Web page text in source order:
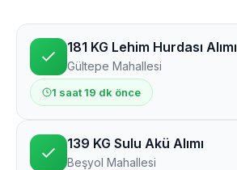
181 KG Lehim Hurdası Alımı
Gültepe Mahallesi
1 saat 19 dk önce
139 KG Sulu Akü Alımı
Beşyol Mahallesi